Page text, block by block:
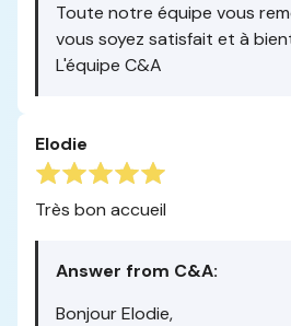
Toute notre équipe vous
vous soyez satisfait et à
L'équipe C&A
Elodie
Très bon accueil
Answer from C&A:
Bonjour Elodie,